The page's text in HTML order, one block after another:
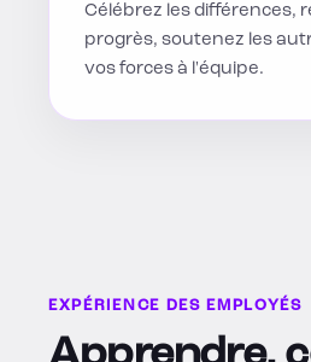
Célébrez les différences,
progrès, soutenez les
vos forces à l'équipe.
EXPÉRIENCE DES EMPLOYÉS